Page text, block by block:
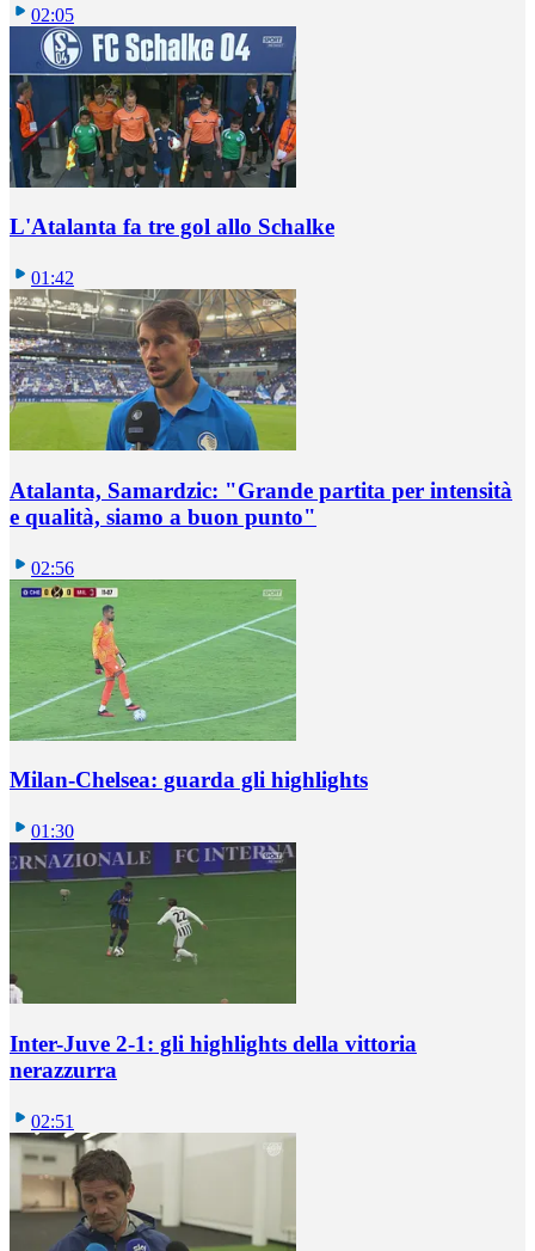
02:05
L'Atalanta fa tre gol allo Schalke
01:42
Atalanta, Samardzic: "Grande partita per intensità
e qualità, siamo a buon punto"
02:56
Milan-Chelsea: guarda gli highlights
01:30
Inter-Juve 2-1: gli highlights della vittoria
nerazzurra
02:51